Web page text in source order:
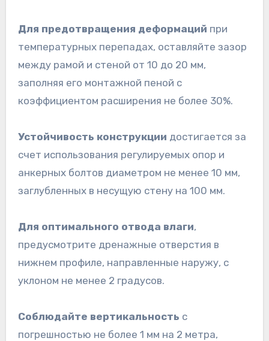
Для предотвращения деформаций при
температурных перепадах, оставляйте зазор
между рамой и стеной от 10 до 20 мм,
заполняя его монтажной пеной с
коэффициентом расширения не более 30%.
Устойчивость конструкции достигается за
счет использования регулируемых опор и
анкерных болтов диаметром не менее 10 мм,
заглубленных в несущую стену на 100 мм.
Для оптимального отвода влаги,
предусмотрите дренажные отверстия в
нижнем профиле, направленные наружу, с
уклоном не менее 2 градусов.
Соблюдайте вертикальность с
погрешностью не более 1 мм на 2 метра,